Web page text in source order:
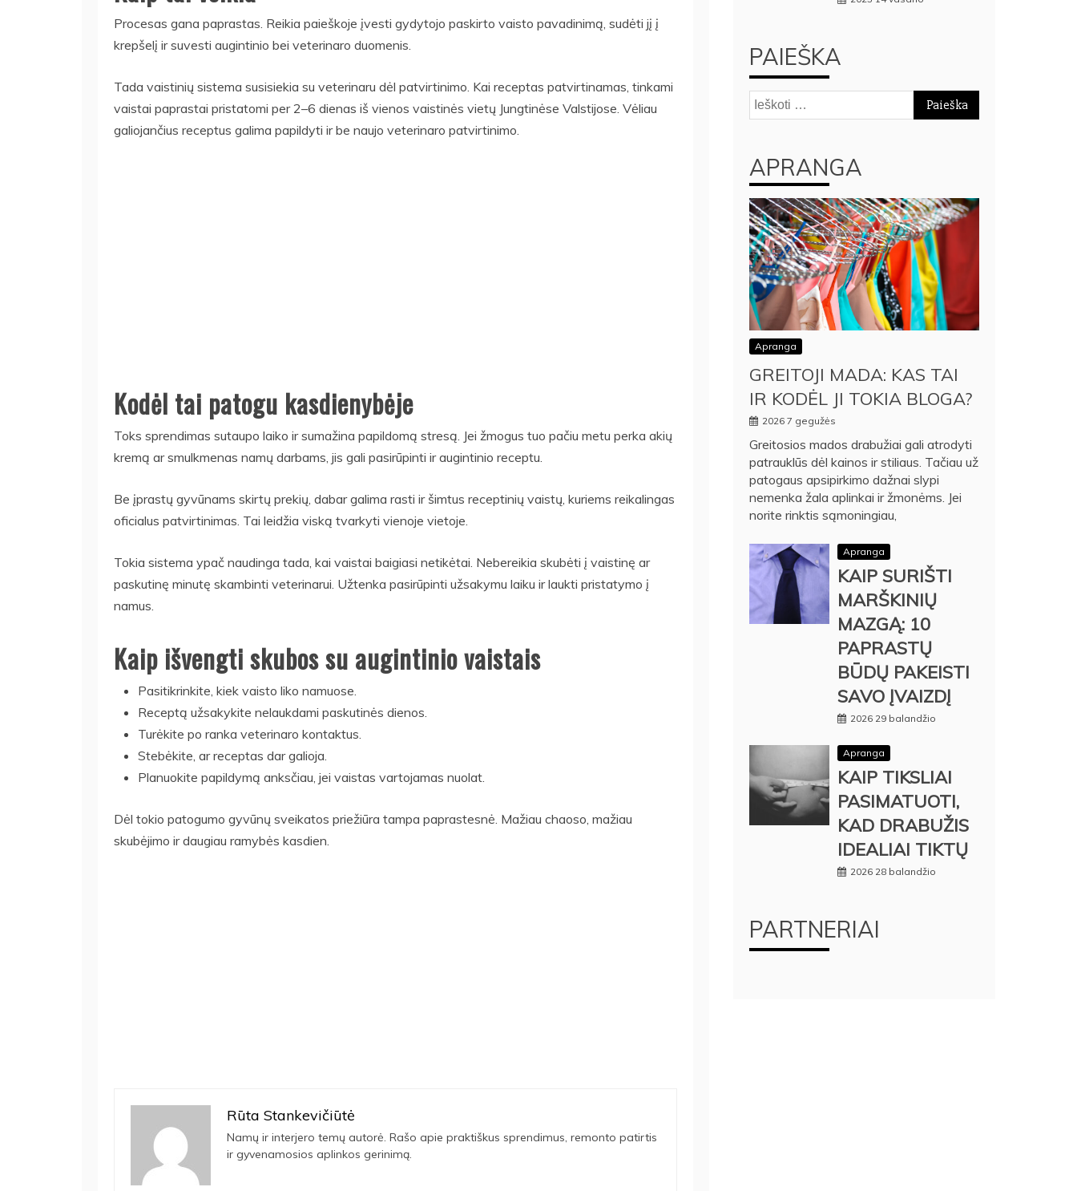
Procesas gana paprastas. Reikia paieškoje įvesti gydytojo paskirto vaisto pavadinimą, sudėti jį į
krepšelį ir suvesti augintinio bei veterinaro duomenis.
Tada vaistinių sistema susisiekia su veterinaru dėl patvirtinimo. Kai receptas patvirtinamas, tinkami
vaistai paprastai pristatomi per 2–6 dienas iš vienos vaistinės vietų Jungtinėse Valstijose. Vėliau
galiojančius receptus galima papildyti ir be naujo veterinaro patvirtinimo.
Kodėl tai patogu kasdienybėje
Toks sprendimas sutaupo laiko ir sumažina papildomą stresą. Jei žmogus tuo pačiu metu perka akių
kremą ar smulkmenas namų darbams, jis gali pasirūpinti ir augintinio receptu.
Be įprastų gyvūnams skirtų prekių, dabar galima rasti ir šimtus receptinių vaistų, kuriems reikalingas
oficialus patvirtinimas. Tai leidžia viską tvarkyti vienoje vietoje.
Tokia sistema ypač naudinga tada, kai vaistai baigiasi netikėtai. Nebereikia skubėti į vaistinę ar
paskutinę minutę skambinti veterinarui. Užtenka pasirūpinti užsakymu laiku ir laukti pristatymo į
namus.
Kaip išvengti skubos su augintinio vaistais
Pasitikrinkite, kiek vaisto liko namuose.
Receptą užsakykite nelaukdami paskutinės dienos.
Turėkite po ranka veterinaro kontaktus.
Stebėkite, ar receptas dar galioja.
Planuokite papildymą anksčiau, jei vaistas vartojamas nuolat.
Dėl tokio patogumo gyvūnų sveikatos priežiūra tampa paprastesnė. Mažiau chaoso, mažiau
skubėjimo ir daugiau ramybės kasdien.
Rūta Stankevičiūtė
Namų ir interjero temų autorė. Rašo apie praktiškus sprendimus, remonto patirtis
ir gyvenamosios aplinkos gerinimą.
PAIEŠKA
Ieškoti:
APRANGA
Apranga
GREITOJI MADA: KAS TAI
IR KODĖL JI TOKIA BLOGA?
2026 7 gegužės
Greitosios mados drabužiai gali atrodyti
patrauklūs dėl kainos ir stiliaus. Tačiau už
patogaus apsipirkimo dažnai slypi
nemenka žala aplinkai ir žmonėms. Jei
norite rinktis sąmoningiau,
Apranga
KAIP SURIŠTI
MARŠKINIŲ
MAZGĄ: 10
PAPRASTŲ
BŪDŲ PAKEISTI
SAVO ĮVAIZDĮ
2026 29 balandžio
Apranga
KAIP TIKSLIAI
PASIMATUOTI,
KAD DRABUŽIS
IDEALIAI TIKTŲ
2026 28 balandžio
PARTNERIAI